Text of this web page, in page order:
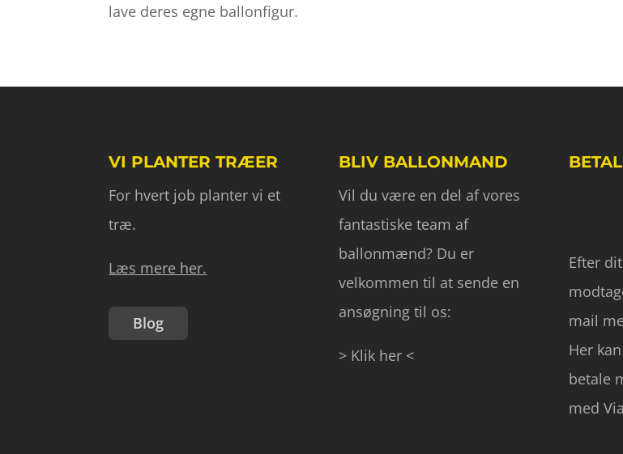
lave deres egne ballonfigur.
VI PLANTER TRÆER
For hvert job planter vi et
træ.
Læs mere her.
Blog
BLIV BALLONMAND
Vil du være en del af vores
fantastiske team af
ballonmænd? Du er
velkommen til at sende en
ansøgning til os:
> Klik her <
Efter
mail
Her
betale
med